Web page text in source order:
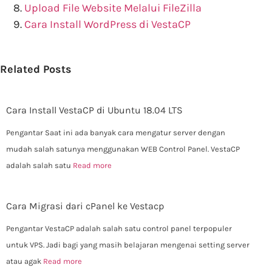
Upload File Website Melalui FileZilla
Cara Install WordPress di VestaCP
Related Posts
Cara Install VestaCP di Ubuntu 18.04 LTS
Pengantar Saat ini ada banyak cara mengatur server dengan
mudah salah satunya menggunakan WEB Control Panel. VestaCP
adalah salah satu Read more
Cara Migrasi dari cPanel ke Vestacp
Pengantar VestaCP adalah salah satu control panel terpopuler
untuk VPS. Jadi bagi yang masih belajaran mengenai setting server
atau agak Read more